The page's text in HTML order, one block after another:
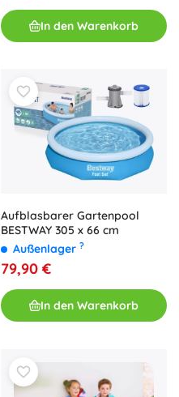
In den Warenkorb
Aufblasbarer Gartenpool
BESTWAY 305 x 66 cm
Außenlager ?
79,90 €
In den Warenkorb